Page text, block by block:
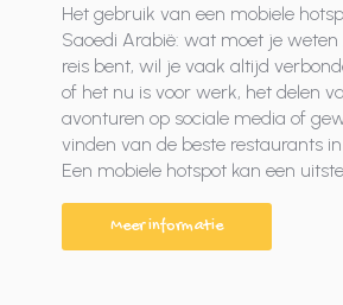
Het gebruik van een mobiele
Saoedi Arabië: wat moet je weten
reis bent, wil je vaak altijd
of het nu is voor werk, het delen
avonturen op sociale media of
vinden van de beste restaurants
Een mobiele hotspot kan een
Meer informatie